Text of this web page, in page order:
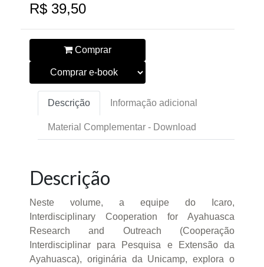
R$ 39,50
Comprar
Descrição Informação adicional
Material Complementar - Download
Descrição
Neste volume, a equipe do Icaro,
Interdisciplinary Cooperation for Ayahuasca
Research and Outreach (Cooperação
Interdisciplinar para Pesquisa e Extensão da
Ayahuasca), originária da Unicamp, explora o